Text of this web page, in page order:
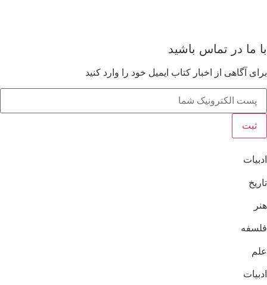
ما در تماس باشید
آگاهی از اخبار کتاب ایمیل خود را وارد کنید
ثبت